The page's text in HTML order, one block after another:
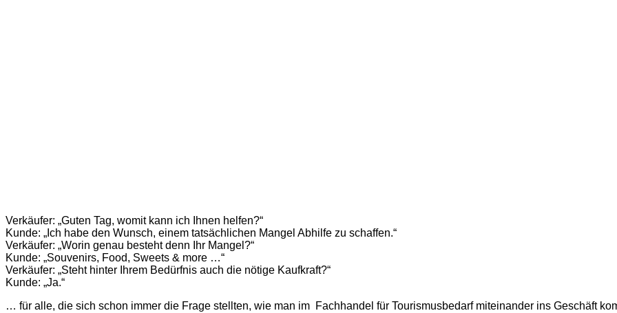
Verkäufer: „Guten Tag, womit kann ich Ihnen helfen?“
Kunde: „Ich habe den Wunsch, einem tatsächlichen Mangel Abhilfe zu schaffen.“
Verkäufer: „Worin genau besteht denn Ihr Mangel?“
Kunde: „Souvenirs, Food, Sweets & more …“
Verkäufer: „Steht hinter Ihrem Bedürfnis auch die nötige Kaufkraft?“
Kunde: „Ja.“
… für alle, die sich schon immer die Frage stellten, wie man im Fachhandel für Tourismusbedarf miteinander ins Geschäft